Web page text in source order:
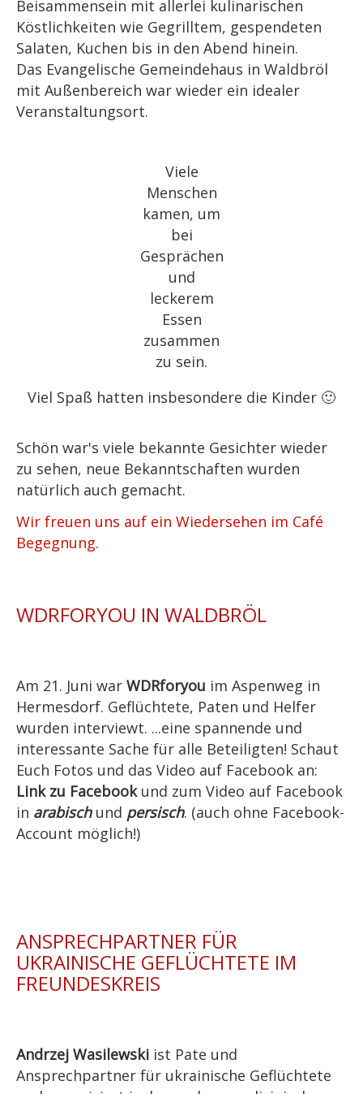
Beisammensein mit allerlei kulinarischen
Köstlichkeiten wie Gegrilltem, gespendeten
Salaten, Kuchen bis in den Abend hinein.
Das Evangelische Gemeindehaus in Waldbröl
mit Außenbereich war wieder ein idealer
Veranstaltungsort.
Viele
Menschen
kamen, um
bei
Gesprächen
und
leckerem
Essen
zusammen
zu sein.
Viel Spaß hatten insbesondere die Kinder 🙂
Schön war's viele bekannte Gesichter wieder
zu sehen, neue Bekanntschaften wurden
natürlich auch gemacht.
Wir freuen uns auf ein Wiedersehen im Café
Begegnung.
WDRFORYOU IN WALDBRÖL
Am 21. Juni war WDRforyou im Aspenweg in
Hermesdorf. Geflüchtete, Paten und Helfer
wurden interviewt. ...eine spannende und
interessante Sache für alle Beteiligten! Schaut
Euch Fotos und das Video auf Facebook an:
Link zu Facebookund zum Video auf Facebook
in arabischund persisch. (auch ohne Facebook-
Account möglich!)
ANSPRECHPARTNER FÜR
UKRAINISCHE GEFLÜCHTETE IM
FREUNDESKREIS
Andrzej Wasilewski ist Pate und
Ansprechpartner für ukrainische Geflüchtete